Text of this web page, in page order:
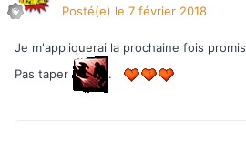
Posté(e) le 7 février 2018
Je m'appliquerai la prochaine fois promis
Pas taper
.